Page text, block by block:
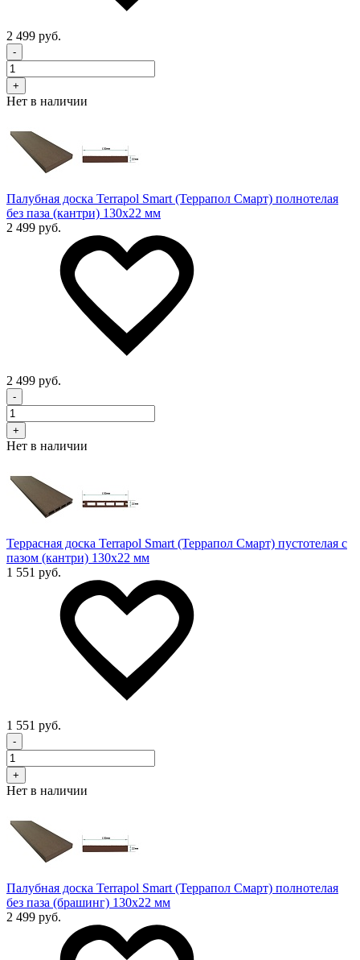
2 499 руб.
-
+
Нет в наличии
Палубная доска Terrapol Smart (Террапол Смарт) полнотелая
без паза (кантри) 130х22 мм
2 499 руб.
2 499 руб.
-
+
Нет в наличии
Террасная доска Terrapol Smart (Террапол Смарт) пустотелая с
пазом (кантри) 130х22 мм
1 551 руб.
1 551 руб.
-
+
Нет в наличии
Палубная доска Terrapol Smart (Террапол Смарт) полнотелая
без паза (брашинг) 130х22 мм
2 499 руб.